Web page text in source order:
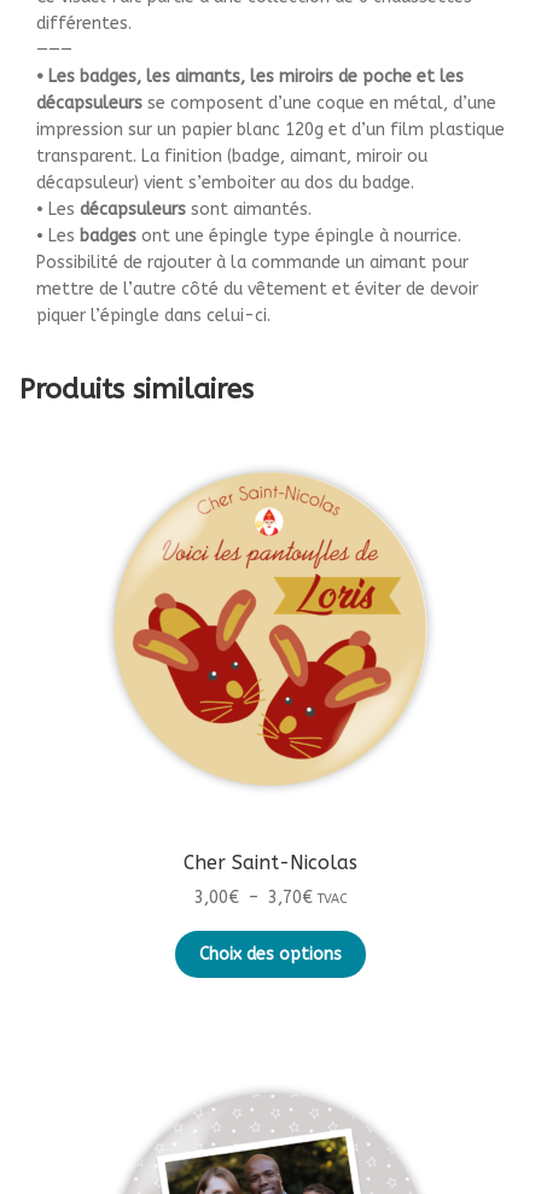
différentes.
———
• Les badges, les aimants, les miroirs de poche et les
décapsuleurs se composent d’une coque en métal, d’une
impression sur un papier blanc 120g et d’un film plastique
transparent. La finition (badge, aimant, miroir ou
décapsuleur) vient s’emboiter au dos du badge.
• Les décapsuleurs sont aimantés.
• Les badges ont une épingle type épingle à nourrice.
Possibilité de rajouter à la commande un aimant pour
mettre de l’autre côté du vêtement et éviter de devoir
piquer l’épingle dans celui-ci.
Produits similaires
Cher Saint-Nicolas
3,00€ – 3,70€Plage
prix :
3,00€
TVAC
Choix des options
Ce
produit
peuvent
être
choisies